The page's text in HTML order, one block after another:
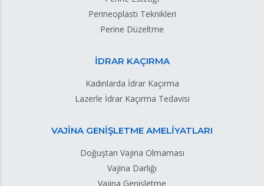
Perineoplasti Teknikleri
Perine Düzeltme
İDRAR KAÇIRMA
Kadınlarda İdrar Kaçırma
Lazerle İdrar Kaçırma Tedavisi
VAJİNA GENİŞLETME AMELİYATLARI
Doğuştan Vajina Olmaması
Vajina Darlığı
Vajina Genişletme